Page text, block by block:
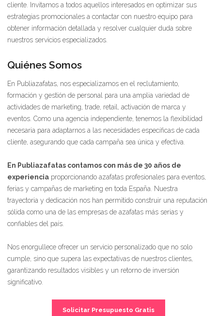
cliente. Invitamos a todos aquellos interesados en optimizar sus
estrategias promocionales a contactar con nuestro equipo para
obtener información detallada y resolver cualquier duda sobre
nuestros servicios especializados.
Quiénes Somos
En Publiazafatas, nos especializamos en el reclutamiento,
formación y gestión de personal para una amplia variedad de
actividades de marketing, trade, retail, activación de marca y
eventos. Como una agencia independiente, tenemos la flexibilidad
necesaria para adaptarnos a las necesidades específicas de cada
cliente, asegurando que cada campaña sea única y efectiva.
En Publiazafatas contamos con más de 30 años de
experiencia proporcionando azafatas profesionales para eventos,
ferias y campañas de marketing en toda España. Nuestra
trayectoria y dedicación nos han permitido construir una reputación
sólida como una de las empresas de azafatas más serias y
confiables del país.
Nos enorgullece ofrecer un servicio personalizado que no solo
cumple, sino que supera las expectativas de nuestros clientes,
garantizando resultados visibles y un retorno de inversión
significativo.
Solicitar Presupuesto Gratis